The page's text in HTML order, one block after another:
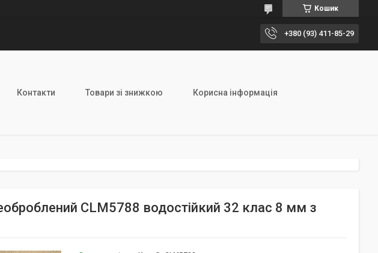
Кошик
+380 (93) 411-85-29
Контакти Товари зі знижкою Корисна інформація
CLM5788 водостійкий 32 клас 8 мм з